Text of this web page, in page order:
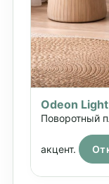
Odeon
Поворотный
акцент.